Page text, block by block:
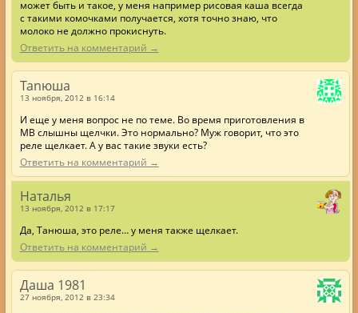
может быть и такое, у меня например рисовая каша всегда
с такими комочками получается, хотя точно знаю, что
молоко не должно прокиснуть.
Ответить на комментарий →
Tanюша
13 ноября, 2012 в 16:14
И еще у меня вопрос не по теме. Во время приготовления в
МВ слышны щелчки. Это нормально? Муж говорит, что это
реле щелкает. А у вас такие звуки есть?
Ответить на комментарий →
Наталья
13 ноября, 2012 в 17:17
Да, Танюша, это реле… у меня также щелкает.
Ответить на комментарий →
Даша 1981
27 ноября, 2012 в 23:34